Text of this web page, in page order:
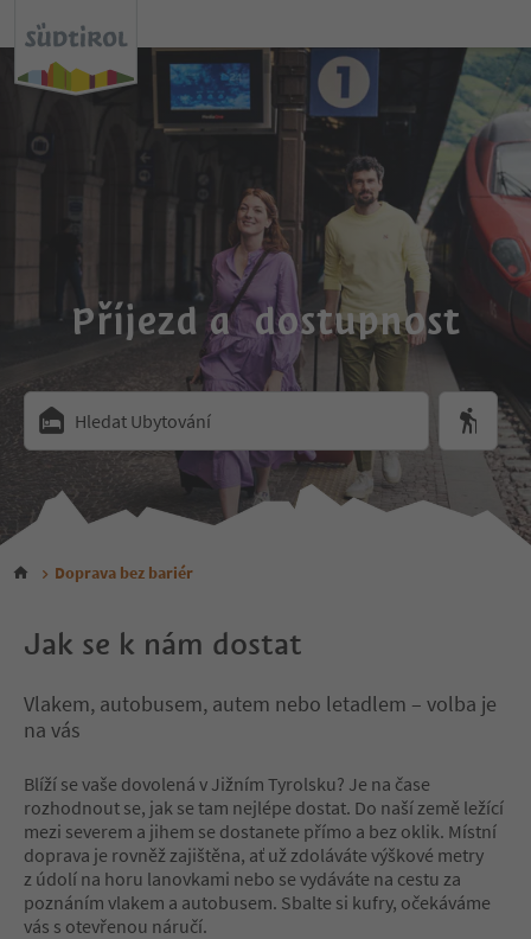
Příjezd a dostupnost
Hledat Ubytování
Doprava bez bariér
Jak se k nám dostat
Vlakem, autobusem, autem nebo letadlem – volba je
na vás
Blíží se vaše dovolená v Jižním Tyrolsku? Je na čase
rozhodnout se, jak se tam nejlépe dostat. Do naší země ležící
mezi severem a jihem se dostanete přímo a bez oklik. Místní
doprava je rovněž zajištěna, ať už zdoláváte výškové metry
z údolí na horu lanovkami nebo se vydáváte na cestu za
poznáním vlakem a autobusem. Sbalte si kufry, očekáváme
vás s otevřenou náručí.